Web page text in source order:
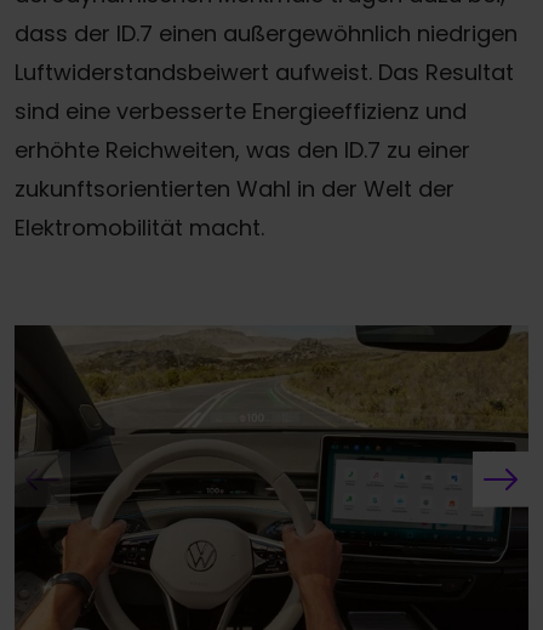
dass der ID.7 einen außergewöhnlich niedrigen
Luftwiderstandsbeiwert aufweist. Das Resultat
sind eine verbesserte Energieeffizienz und
erhöhte Reichweiten, was den ID.7 zu einer
zukunftsorientierten Wahl in der Welt der
Elektromobilität macht.